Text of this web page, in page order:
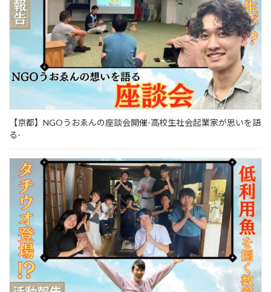
【京都】NGOうおゑんの座談会開催-高校生社会起業家が思いを語
る-